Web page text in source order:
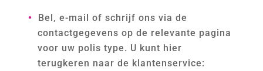
Bel, e-mail of schrijf ons via de
contactgegevens op de relevante pagina
voor uw polis type. U kunt hier
terugkeren naar de klantenservice: